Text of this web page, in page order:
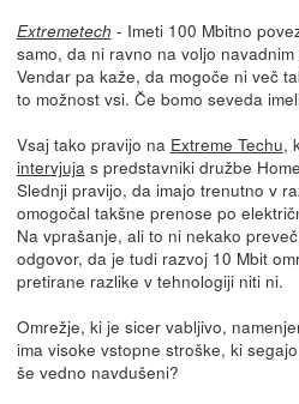
Extremetech - Imeti 100 Mbitno
samo, da ni ravno na voljo
Vendar pa kaže, da mogoče ni več
to možnost vsi. Če bomo seveda
Vsaj tako pravijo na Extreme Techu,
intervjuja s predstavniki družbe
Slednji pravijo, da imajo trenutno v
omogočal takšne prenose po
Na vprašanje, ali to ni nekako
odgovor, da je tudi razvoj 10 Mbit
pretirane razlike v tehnologiji niti ni.
Omrežje, ki je sicer vabljivo,
ima visoke vstopne stroške, ki
še vedno navdušeni?